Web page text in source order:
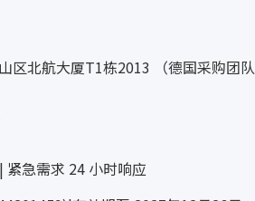
区北航大厦T1栋2013
（德国采购团队
急需求 24 小时响应